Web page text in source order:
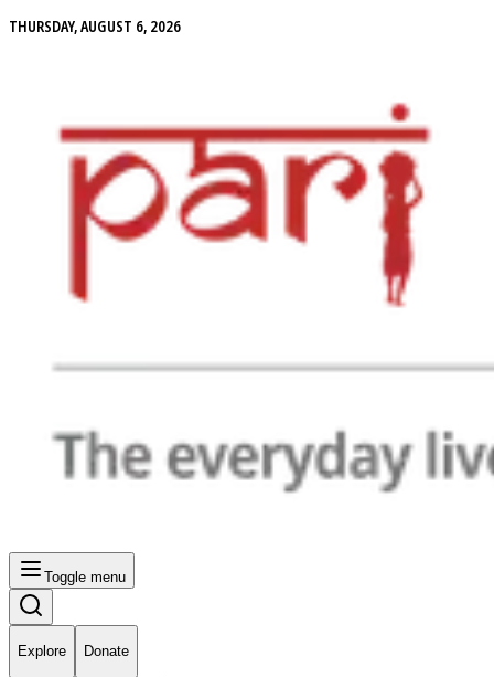
THURSDAY, AUGUST 6, 2026
Toggle menu
Explore Donate